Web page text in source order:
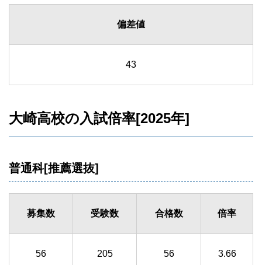
偏差値
43
大崎高校の入試倍率[2025年]
普通科[推薦選抜]
募集数 受験数 合格数 倍率
56 205 56 3.66